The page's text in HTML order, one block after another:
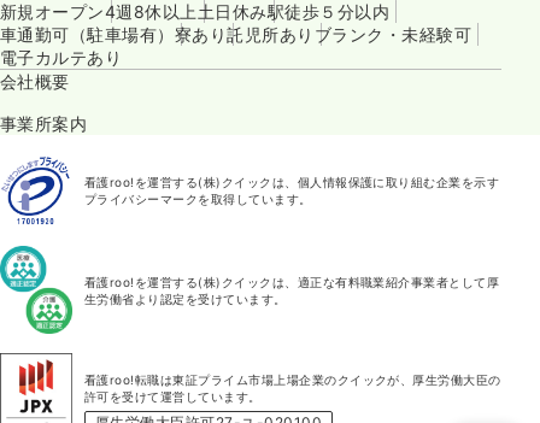
新規オープン4週8休以上 土日休み駅徒歩５分以内
車通勤可（駐車場有） 寮あり託児所あり ブランク・未経験可
電子カルテあり
会社概要
事業所案内
看護roo!を運営する(株)クイックは、個人情報保護に取り組む企業を示す
プライバシーマークを取得しています。
看護roo!を運営する(株)クイックは、適正な有料職業紹介事業者として厚
生労働省より認定を受けています。
看護roo!転職は東証プライム市場上場企業のクイックが、厚生労働大臣の
許可を受けて運営しています。